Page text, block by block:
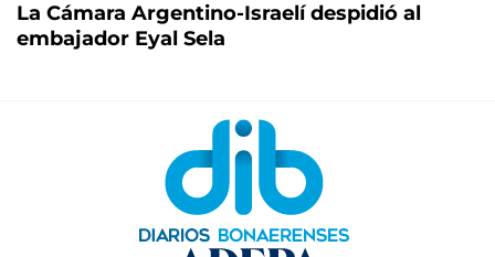
La Cámara Argentino-Israelí despidió al
embajador Eyal Sela